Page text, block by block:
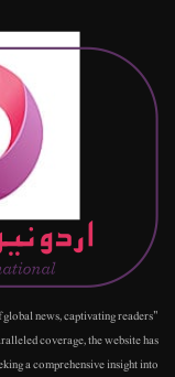
news, captivating readers
coverage, the website has
a comprehensive insight into